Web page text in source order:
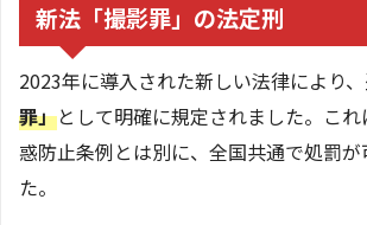
新法「撮影罪」の法定刑
2023年に導入された新しい法律により
罪」として明確に規定されました。こ
惑防止条例とは別に、全国共通で処罰
た。